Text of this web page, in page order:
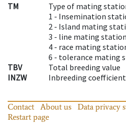
TM
Type of mating
1 - Insemination
2 - Island mating
3 - line mating station
4 - race mating
6 - tolerance mating
TBV
Total breeding value
INZW
Inbreeding
Contact About us Data privacy
Restart page